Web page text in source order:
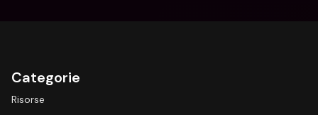
Categorie
Risorse